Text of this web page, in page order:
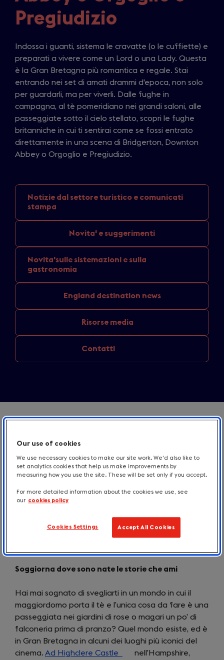
Pregiudizio
Indossa i guanti, sistema le cravatte (o le cuffiette) e
preparati a vivere come un Lord o una Lady. Questa
è la Gran Bretagna più romantica e regale. Stai
entrando nei set di amati drammi d'epoca, non solo
per guardarli, ma per viverli. Dalle fughe in
campagna, al tè pomeridiano nei grandi saloni, alle
passeggiate sotto il cielo stellato, scopri le fughe
britanniche in cui ti sentirai come se fossi entrato
direttamente in una scena di Bridgerton, Downton
Abbey o Orgoglio e Pregiudizio.
Notizie dal settoreturistico e comunicati
stampa
Novita' e suggerimenti
Novita'sulle sistemazioni e sulla
gastronomia
England destination news
Risorse media
Contatti
Soggiorna dove sono nate le storie che ami
Hai mai sognato di svegliarti in un mondo in cui il
maggiordomo porta il tè e l’unica cosa da fare è una
passeggiata nei giardini di rose o magari un po’ di
falconeria prima di pranzo? Quel mondo esiste, ed è
in Gran Bretagna in alcuni dei luoghi più iconici del
cinema. Ad Highclere Castle
(opens
nell’Hampshire,
Our use of cookies
We use necessary cookies to make our site work. We'd also like to
set analytics cookies that help us make improvements by
measuring how you use the site. These will be set only if you accept.
For more detailed information about the cookies we use, see
our cookies policy
Cookies Settings Accept All Cookies